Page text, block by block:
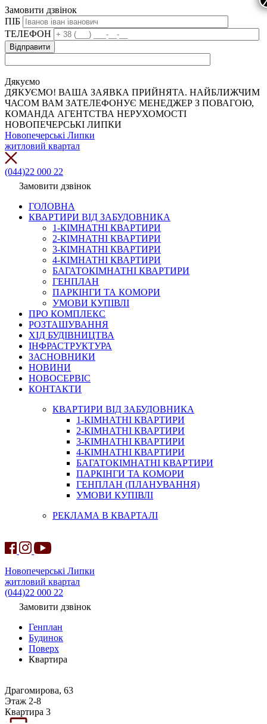
Замовити дзвінок
ПІБ
ТЕЛЕФОН
Дякуємо
ДЯКУЄМО! ВАША ЗАЯВКА ПРИЙНЯТА. НАЙБЛИЖЧИМ
ЧАСОМ ВАМ ЗАТЕЛЕФОНУЄ МЕНЕДЖЕР З ПОВАГОЮ,
КОМАНДА АГЕНТСТВА НЕРУХОМОСТІ
НОВОПЕЧЕРСЬКІ ЛИПКИ
Новопечерські Липки
житловий квартал
(044)22 000 22
Замовити дзвінок
ГОЛОВНА
КВАРТИРИ ВІД ЗАБУДОВНИКА
1-КІМНАТНІ КВАРТИРИ
2-КІМНАТНІ КВАРТИРИ
3-КІМНАТНІ КВАРТИРИ
4-КІМНАТНІ КВАРТИРИ
БАГАТОКІМНАТНІ КВАРТИРИ
ГЕНПЛАН
ПАРКІНГИ ТА КОМОРИ
УМОВИ КУПІВЛІ
ПРО КОМПЛЕКС
РОЗТАШУВАННЯ
ХІД БУДІВНИЦТВА
ІНФРАСТРУКТУРА
ЗАСНОВНИКИ
НОВИНИ
НОВОСЕРВІС
КОНТАКТИ
КВАРТИРИ ВІД ЗАБУДОВНИКА
1-КІМНАТНІ КВАРТИРИ
2-КІМНАТНІ КВАРТИРИ
3-КІМНАТНІ КВАРТИРИ
4-КІМНАТНІ КВАРТИРИ
БАГАТОКІМНАТНІ КВАРТИРИ
ПАРКІНГИ ТА КОМОРИ
ГЕНПЛАН (ПЛАНУВАННЯ)
УМОВИ КУПІВЛІ
РЕКЛАМА В КВАРТАЛІ
Новопечерські Липки
житловий квартал
(044)22 000 22
Замовити дзвінок
Генплан
Будинок
Поверх
Квартира
Драгомирова, 63
Этаж 2-8
Квартира 3